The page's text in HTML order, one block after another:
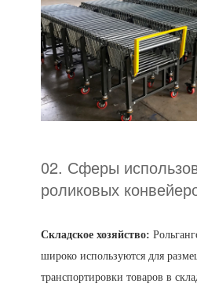
02. Сферы
роликовых
Складское хозяйство:
широко используются для
транспортировки товаров в